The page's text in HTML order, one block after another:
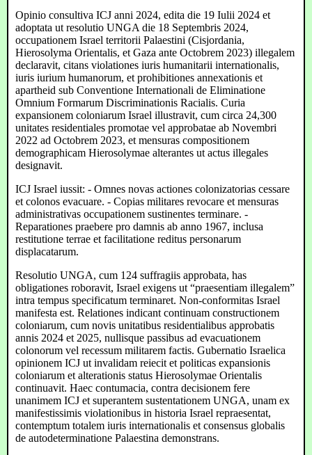
Opinio consultiva ICJ anni 2024, edita die 19 Iulii 2024 et
adoptata ut resolutio UNGA die 18 Septembris 2024,
occupationem Israel territorii Palaestini (Cisjordania,
Hierosolyma Orientalis, et Gaza ante Octobrem 2023) illegalem
declaravit, citans violationes iuris humanitarii internationalis,
iuris iurium humanorum, et prohibitiones annexationis et
apartheid sub Conventione Internationali de Eliminatione
Omnium Formarum Discriminationis Racialis. Curia
expansionem coloniarum Israel illustravit, cum circa 24,300
unitates residentiales promotae vel approbatae ab Novembri
2022 ad Octobrem 2023, et mensuras compositionem
demographicam Hierosolymae alterantes ut actus illegales
designavit.
ICJ Israel iussit: - Omnes novas actiones colonizatorias cessare
et colonos evacuare. - Copias militares revocare et mensuras
administrativas occupationem sustinentes terminare. -
Reparationes praebere pro damnis ab anno 1967, inclusa
restitutione terrae et facilitatione reditus personarum
displacatarum.
Resolutio UNGA, cum 124 suffragiis approbata, has
obligationes roboravit, Israel exigens ut “praesentiam illegalem”
intra tempus specificatum terminaret. Non-conformitas Israel
manifesta est. Relationes indicant continuam constructionem
coloniarum, cum novis unitatibus residentialibus approbatis
annis 2024 et 2025, nullisque passibus ad evacuationem
colonorum vel recessum militarem factis. Gubernatio Israelica
opinionem ICJ ut invalidam reiecit et politicas expansionis
coloniarum et alterationis status Hierosolymae Orientalis
continuavit. Haec contumacia, contra decisionem fere
unanimem ICJ et superantem sustentationem UNGA, unam ex
manifestissimis violationibus in historia Israel repraesentat,
contemptum totalem iuris internationalis et consensus globalis
de autodeterminatione Palaestina demonstrans.